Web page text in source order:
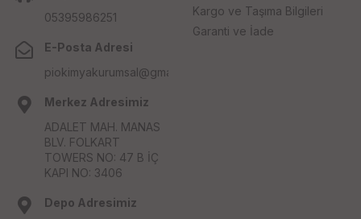
05395986251
E-Posta Adresi
piokimyakurumsal@gmail.com
Merkez Adresimiz
ADALET MAH. MANAS
BLV. FOLKART
TOWERS NO: 47 B İÇ
KAPI NO: 3406
Depo Adresimiz
Kargo ve Taşıma Bilgileri
Garanti ve İade